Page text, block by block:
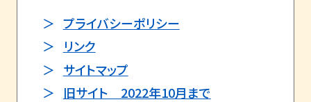
プライバシーポリシー
リンク
サイトマップ
旧サイト 2022年10月まで